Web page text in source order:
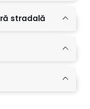
stradală